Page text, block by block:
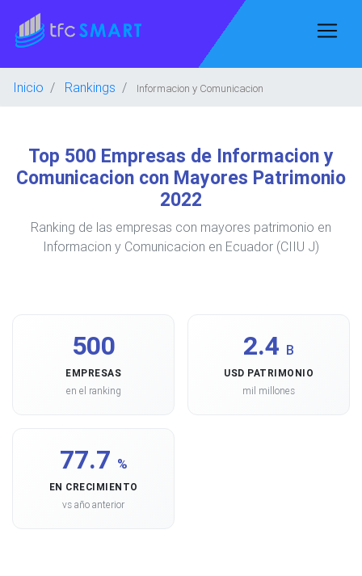
Inicio Rankings Informacion y Comunicacion
Top 500 Empresas de Informacion y
Comunicacion con Mayores Patrimonio
2022
Ranking de las empresas con mayores patrimonio en
Informacion y Comunicacion en Ecuador (CIIU J)
500
EMPRESAS
en el ranking
2.4 B
USD PATRIMONIO
mil millones
77.7 %
EN CRECIMIENTO
vs año anterior